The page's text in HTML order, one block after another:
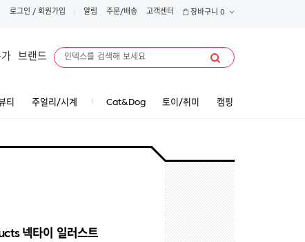
로그인 / 회원가입 알림 주문/배송 고객센터 장바구니 0
브랜드
티 주얼리/시계 Cat&Dog 토이/취미 캠핑
넥타이 일러스트